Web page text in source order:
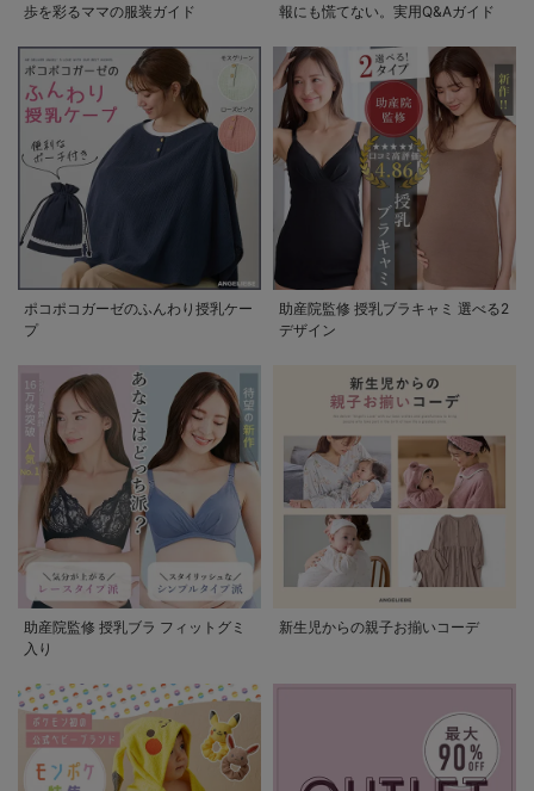
歩を彩るママの服装ガイド
報にも慌てない。実用Q&Aガイド
ポコポコガーゼのふんわり授乳ケー
プ
助産院監修 授乳ブラキャミ 選べる2
デザイン
助産院監修 授乳ブラ フィットグミ
入り
新生児からの親子お揃いコーデ